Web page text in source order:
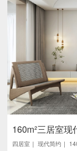
160m²三居室
四居室 现代简约